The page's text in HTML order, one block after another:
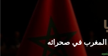
المغرب في صحرائه